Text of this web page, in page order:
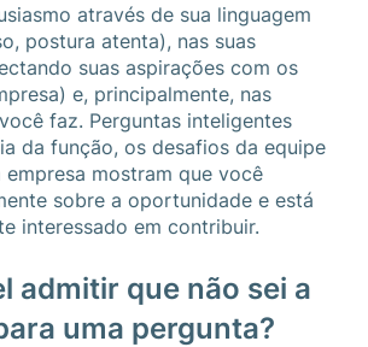
através de sua linguagem
postura atenta), nas suas
suas aspirações com os
e, principalmente, nas
faz. Perguntas inteligentes
da função, os desafios da equipe
empresa mostram que você
sobre a oportunidade e está
interessado em contribuir.
admitir que não sei a
uma pergunta?